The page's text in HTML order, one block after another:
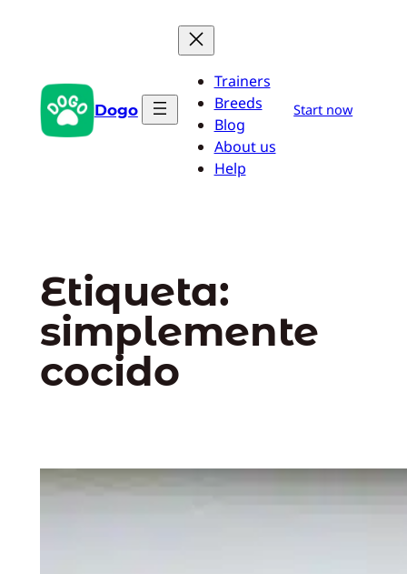
Dogo
Trainers
Breeds
Blog
About us
Help
Start now
Etiqueta:
simplemente
cocido